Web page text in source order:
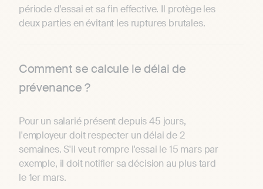
période d'essai et sa fin effective. Il protège les
deux parties en évitant les ruptures brutales.
Comment se calcule le délai de
prévenance ?
Pour un salarié présent depuis 45 jours,
l'employeur doit respecter un délai de 2
semaines. S'il veut rompre l'essai le 15 mars par
exemple, il doit notifier sa décision au plus tard
le 1er mars.